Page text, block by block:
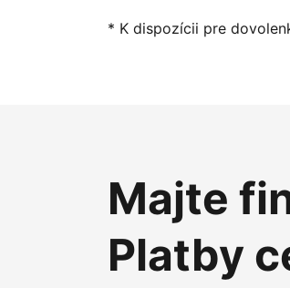
* K dispozícii pre
Majte
Platby